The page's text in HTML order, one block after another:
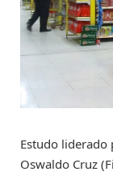
Estudo liderado
Oswaldo Cruz